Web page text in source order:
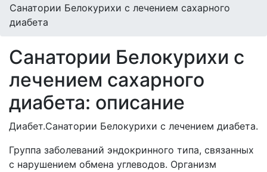
Санатории Белокурихи с лечением сахарного
диабета
Санатории Белокурихи с
лечением сахарного
диабета: описание
Диабет.Санатории Белокурихи с лечением диабета.
Группа заболеваний эндокринного типа, связанных
с нарушением обмена углеводов. Организм